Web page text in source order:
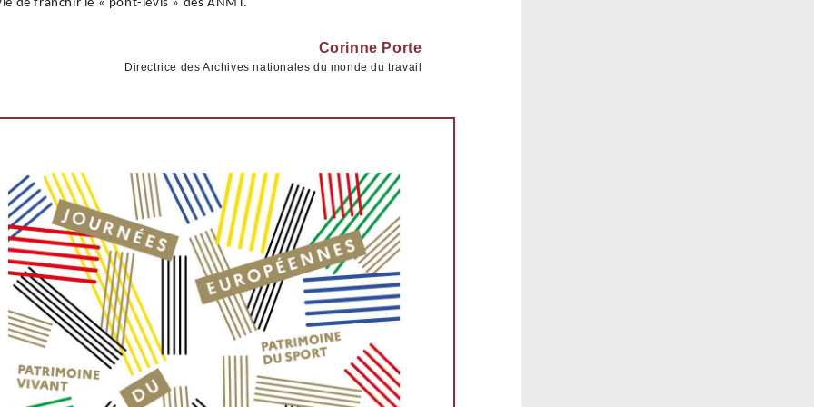
de franchir le « pont-levis » des ANMT.
Corinne Porte
Directrice des Archives nationales du monde du travail